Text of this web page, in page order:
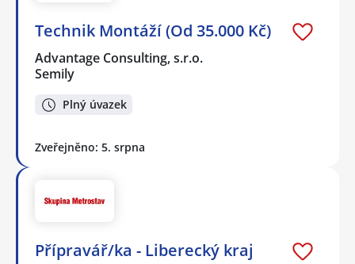
Technik Montáží (Od 35.000 Kč)
Advantage Consulting, s.r.o.
Semily
Plný úvazek
Zveřejněno: 5. srpna
Přípravář/ka - Liberecký kraj